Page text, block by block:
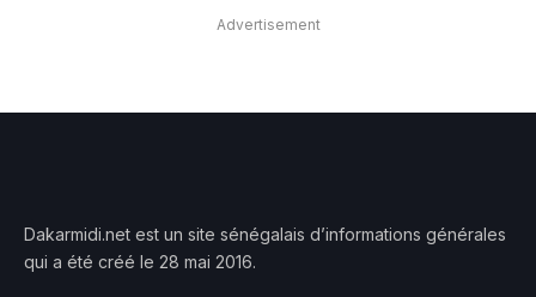
Advertisement
Dakarmidi.net est un site sénégalais d’informations générales
qui a été créé le 28 mai 2016.